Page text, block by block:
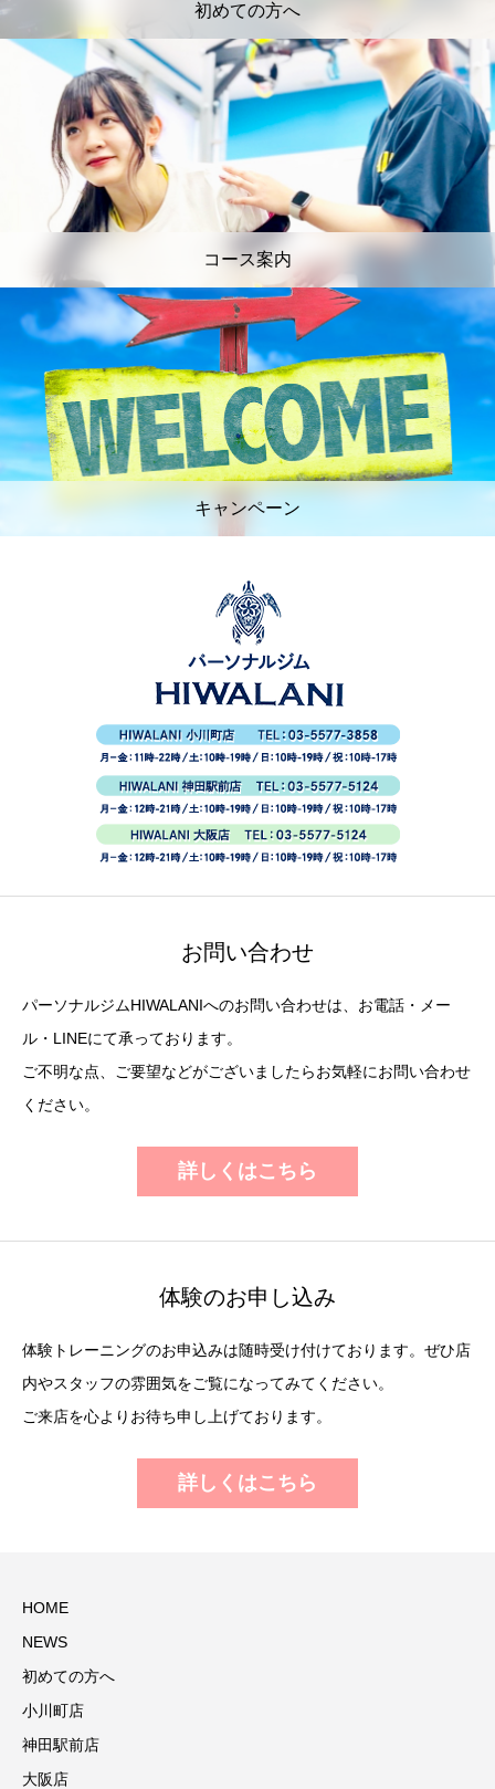
初めての方へ
コース案内
キャンペーン
お問い合わせ
パーソナルジムHIWALANIへのお問い合わせは、お電話・メー
ル・LINEにて承っております。
ご不明な点、ご要望などがございましたらお気軽にお問い合わせ
ください。
詳しくはこちら
体験のお申し込み
体験トレーニングのお申込みは随時受け付けております。ぜひ店
内やスタッフの雰囲気をご覧になってみてください。
ご来店を心よりお待ち申し上げております。
詳しくはこちら
HOME
NEWS
初めての方へ
小川町店
神田駅前店
大阪店